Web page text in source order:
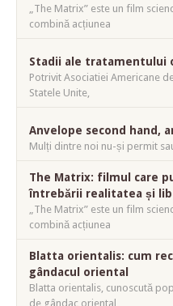
„The Matrix” este un film
combină acțiunea
Stadii ale tratamentului
Potrivit Asociatiei Americane
Statele Unite,
Anvelope second hand,
Mulți dintre noi nu-și permit
The Matrix: filmul care
întrebării realitatea și
„The Matrix” este un film
combină acțiunea
Blatta orientalis: cum
gândacul oriental
Blatta orientalis, cunoscută
de gândac oriental